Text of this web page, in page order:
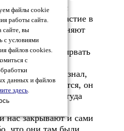
Они вместе с
принимают участие в
нас прогоняют
а Самооборона,
нас оттуда вырвать
Никогда не знал,
знаю. Оказывается, он
по 10 человек туда
два солдата
нас закрывают и сами
что они там были,
файлы cookie
работы сайта.
сайте, вы
с условиями
файлов cookies.
с
данных и файлов
здесь.